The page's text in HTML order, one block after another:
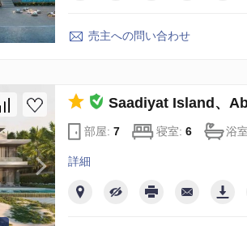
売主への問い合わせ
Saadiyat Island、
部屋: 7 寝室: 6 浴
詳細